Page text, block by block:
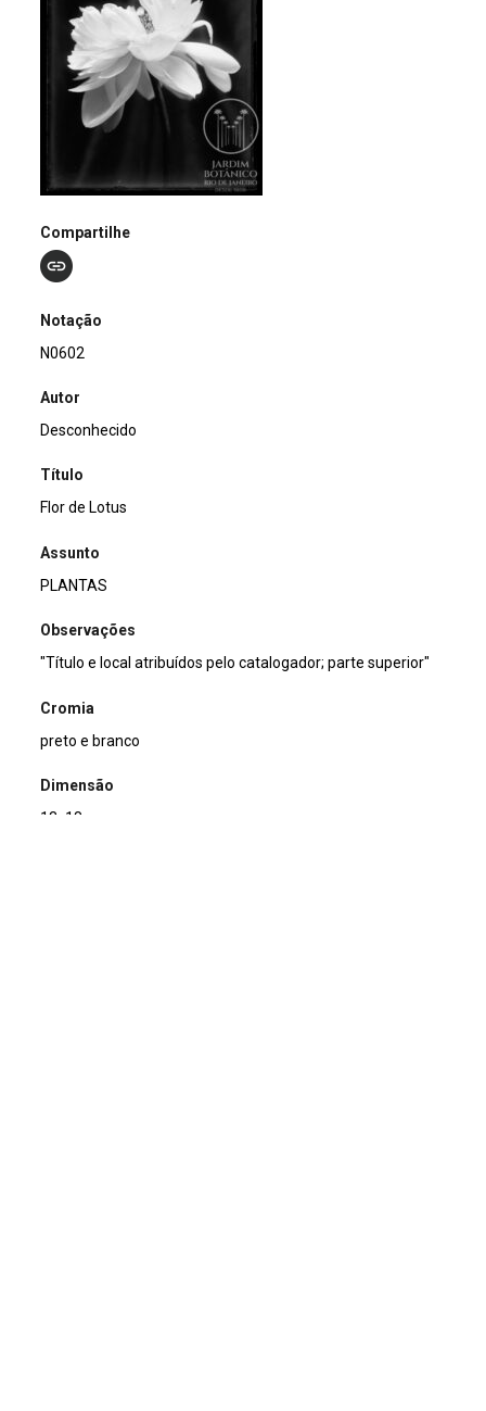
Compartilhe
Notação
N0602
Autor
Desconhecido
Título
Flor de Lotus
Assunto
PLANTAS
Observações
"Título e local atribuídos pelo catalogador; parte superior"
Cromia
preto e branco
Dimensão
13x18cm